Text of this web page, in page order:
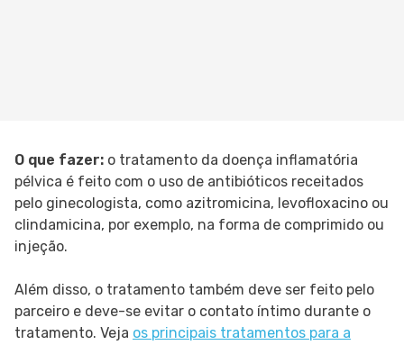
O que fazer: o tratamento da doença inflamatória
pélvica é feito com o uso de antibióticos receitados
pelo ginecologista, como azitromicina, levofloxacino ou
clindamicina, por exemplo, na forma de comprimido ou
injeção.
Além disso, o tratamento também deve ser feito pelo
parceiro e deve-se evitar o contato íntimo durante o
tratamento. Veja os principais tratamentos para a